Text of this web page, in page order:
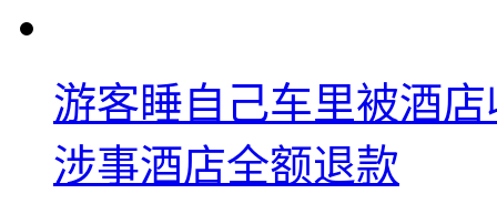
游客睡自己车里被酒
涉事酒店全额退款